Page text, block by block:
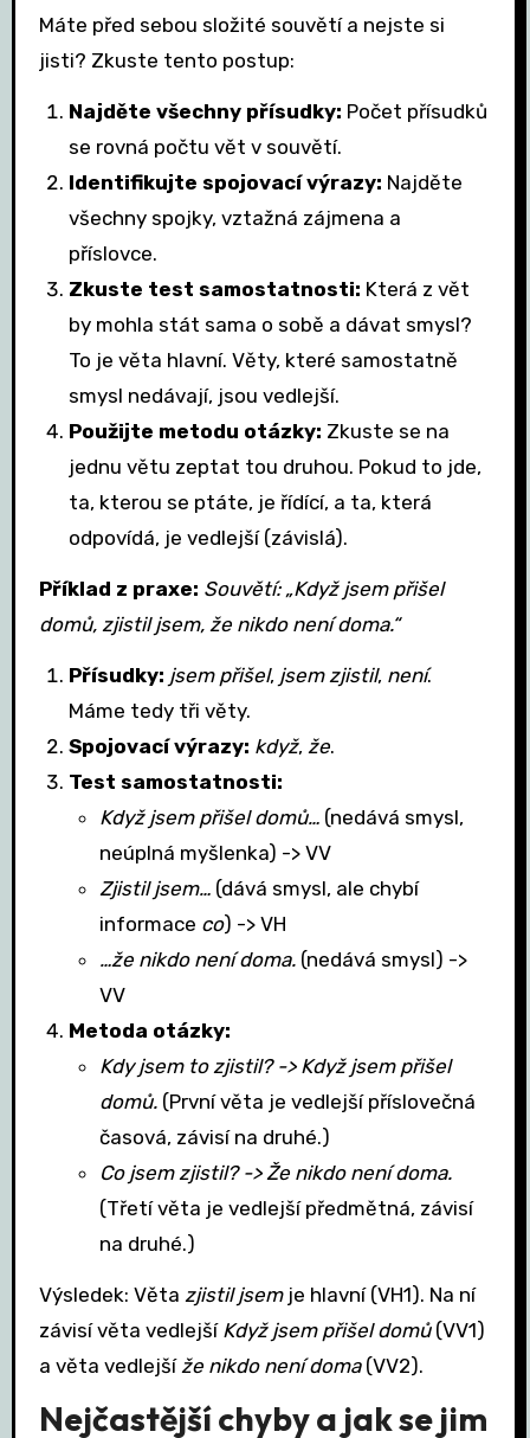
Máte před sebou složité souvětí a nejste si
jisti? Zkuste tento postup:
Najděte všechny přísudky: Počet přísudků
se rovná počtu vět v souvětí.
Identifikujte spojovací výrazy: Najděte
všechny spojky, vztažná zájmena a
příslovce.
Zkuste test samostatnosti: Která z vět
by mohla stát sama o sobě a dávat smysl?
To je věta hlavní. Věty, které samostatně
smysl nedávají, jsou vedlejší.
Použijte metodu otázky: Zkuste se na
jednu větu zeptat tou druhou. Pokud to jde,
ta, kterou se ptáte, je řídící, a ta, která
odpovídá, je vedlejší (závislá).
Příklad z praxe: Souvětí: „Když jsem přišel
domů, zjistil jsem, že nikdo není doma.“
Přísudky: jsem přišel, jsem zjistil, není.
Máme tedy tři věty.
Spojovací výrazy: když, že.
Test samostatnosti:
Když jsem přišel domů…(nedává smysl,
neúplná myšlenka) -> VV
Zjistil jsem…(dává smysl, ale chybí
informace co) -> VH
…že nikdo není doma.(nedává smysl) ->
VV
Metoda otázky:
Kdy jsem to zjistil? -> Když jsem přišel
domů.(První věta je vedlejší příslovečná
časová, závisí na druhé.)
Co jsem zjistil? -> Že nikdo není doma.
(Třetí věta je vedlejší předmětná, závisí
na druhé.)
Výsledek: Věta zjistil jsemje hlavní (VH1). Na ní
závisí věta vedlejší Když jsem přišel domů(VV1)
a věta vedlejší že nikdo není doma(VV2).
Nejčastější chyby a jak se jim